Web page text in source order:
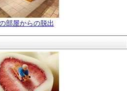
部屋からの脱出